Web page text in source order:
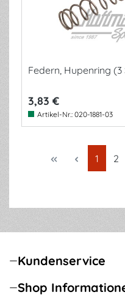
Federn, Hupenring (3
3,83 €
Artikel-Nr.: 020-1881-03
Seite
1 2
Kundenservice
Shop